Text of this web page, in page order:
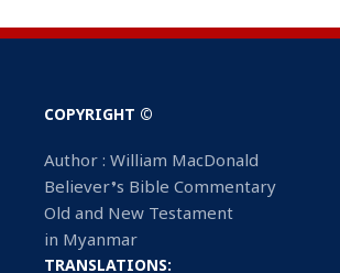
COPYRIGHT ©
Author : William MacDonald
Believer’s Bible Commentary
Old and New Testament
in Myanmar